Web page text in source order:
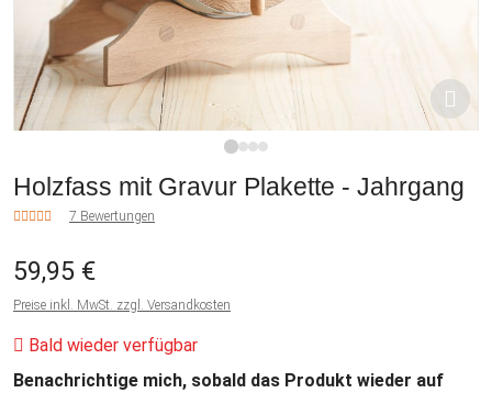
Holzfass mit Gravur Plakette - Jahrgang
7 Bewertungen
59,95 €
Preise inkl. MwSt. zzgl. Versandkosten
Bald wieder verfügbar
Benachrichtige mich, sobald das Produkt wieder auf